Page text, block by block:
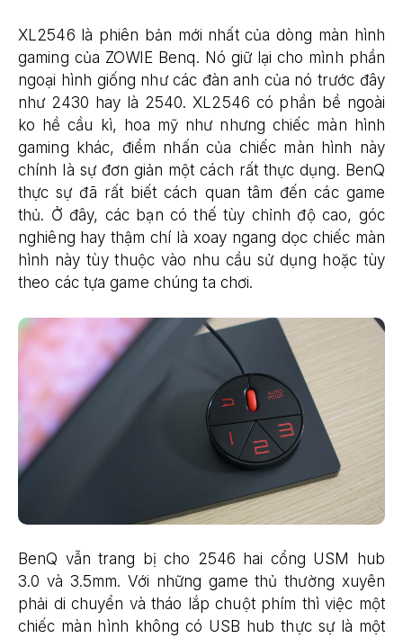
XL2546 là phiên bản mới nhất của dòng màn hình
gaming của ZOWIE Benq. Nó giữ lại cho mình phần
ngoại hình giống như các đàn anh của nó trước đây
như 2430 hay là 2540. XL2546 có phần bề ngoài
ko hề cầu kì, hoa mỹ như nhưng chiếc màn hình
gaming khác, điểm nhấn của chiếc màn hình này
chính là sự đơn giản một cách rất thực dụng. BenQ
thực sự đã rất biết cách quan tâm đến các game
thủ. Ở đây, các bạn có thế tùy chỉnh độ cao, góc
nghiêng hay thậm chí là xoay ngang dọc chiếc màn
hình này tùy thuộc vào nhu cầu sử dụng hoặc tùy
theo các tựa game chúng ta chơi.
BenQ vẫn trang bị cho 2546 hai cổng USM hub
3.0 và 3.5mm. Với những game thủ thường xuyên
phải di chuyển và tháo lắp chuột phím thì việc một
chiếc màn hình không có USB hub thực sự là một